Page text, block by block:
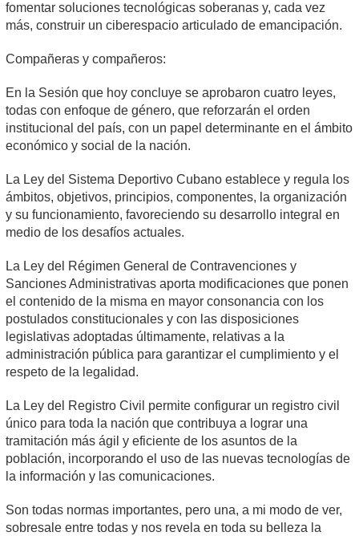
fomentar soluciones tecnológicas soberanas y, cada vez
más, construir un ciberespacio articulado de emancipación.
Compañeras y compañeros:
En la Sesión que hoy concluye se aprobaron cuatro leyes,
todas con enfoque de género, que reforzarán el orden
institucional del país, con un papel determinante en el ámbito
económico y social de la nación.
La Ley del Sistema Deportivo Cubano establece y regula los
ámbitos, objetivos, principios, componentes, la organización
y su funcionamiento, favoreciendo su desarrollo integral en
medio de los desafíos actuales.
La Ley del Régimen General de Contravenciones y
Sanciones Administrativas aporta modificaciones que ponen
el contenido de la misma en mayor consonancia con los
postulados constitucionales y con las disposiciones
legislativas adoptadas últimamente, relativas a la
administración pública para garantizar el cumplimiento y el
respeto de la legalidad.
La Ley del Registro Civil permite configurar un registro civil
único para toda la nación que contribuya a lograr una
tramitación más ágil y eficiente de los asuntos de la
población, incorporando el uso de las nuevas tecnologías de
la información y las comunicaciones.
Son todas normas importantes, pero una, a mi modo de ver,
sobresale entre todas y nos revela en toda su belleza la